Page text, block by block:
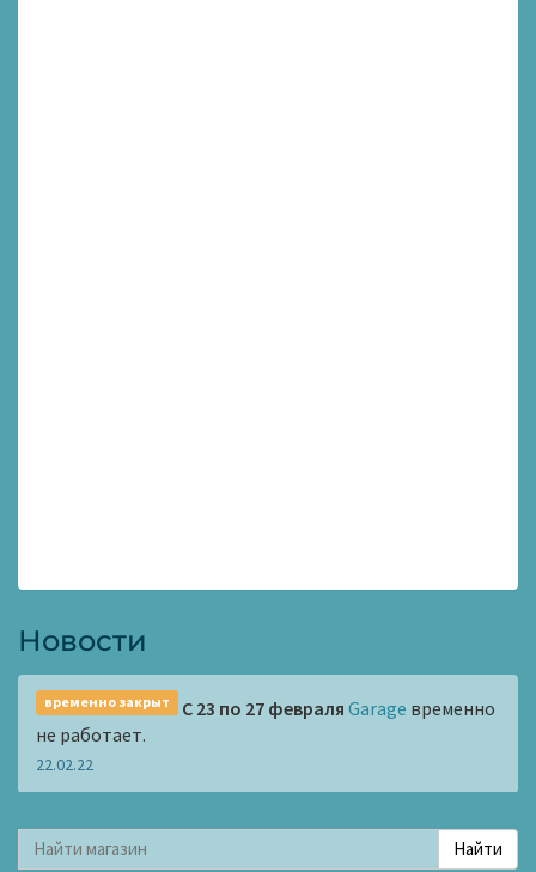
Новости
временно закрыт С 23 по 27 февраля Garage временно
не работает.
22.02.22